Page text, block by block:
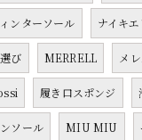
ンターソール ナイキ
び MERRELL メ
履き口スポンジ
ソール MIU MIU